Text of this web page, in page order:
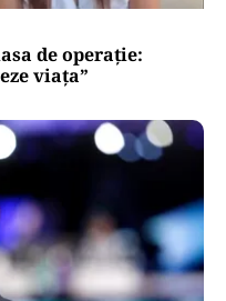
de operație:
viața”